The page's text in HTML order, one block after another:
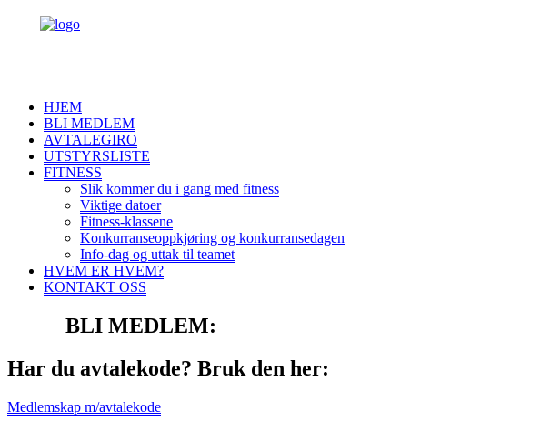
HJEM
BLI MEDLEM
AVTALEGIRO
UTSTYRSLISTE
FITNESS
Slik kommer du i gang med fitness
Viktige datoer
Fitness-klassene
Konkurranseoppkjøring og konkurransedagen
Info-dag og uttak til teamet
HVEM ER HVEM?
KONTAKT OSS
BLI MEDLEM:
Har du avtalekode? Bruk den her:
Medlemskap m/avtalekode